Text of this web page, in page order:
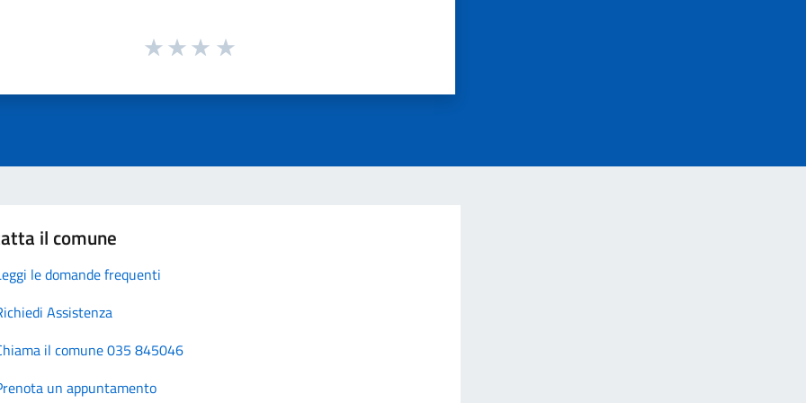
il comune
le domande frequenti
Assistenza
il comune 035 845046
un appuntamento